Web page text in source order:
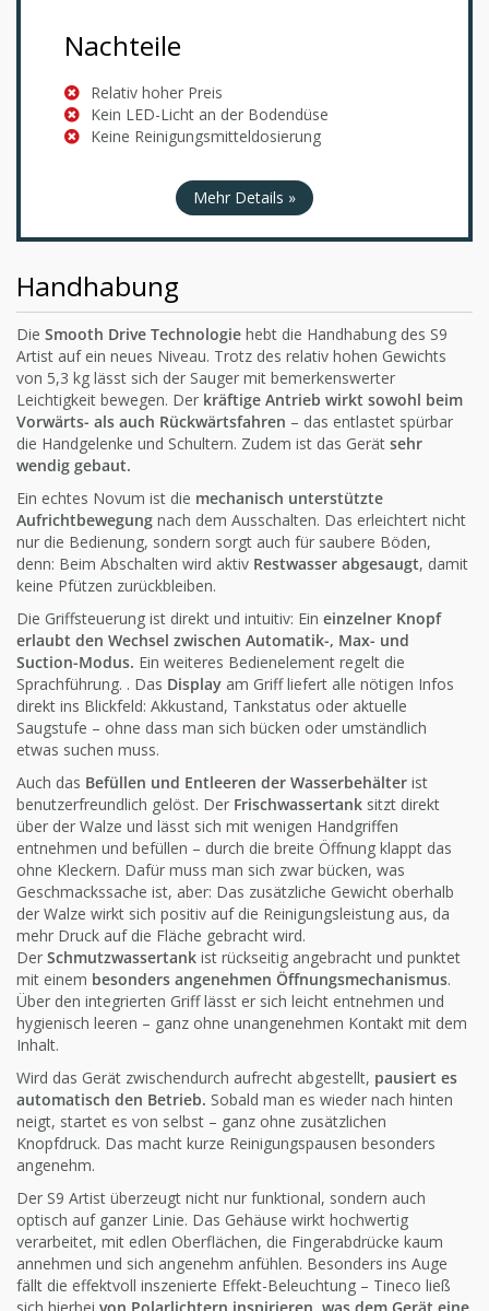
Nachteile
Relativ hoher Preis
Kein LED-Licht an der Bodendüse
Keine Reinigungsmitteldosierung
Mehr Details »
Handhabung
Die Smooth Drive Technologie hebt die Handhabung des S9
Artist auf ein neues Niveau. Trotz des relativ hohen Gewichts
von 5,3 kg lässt sich der Sauger mit bemerkenswerter
Leichtigkeit bewegen. Der kräftige Antrieb wirkt sowohl beim
Vorwärts- als auch Rückwärtsfahren – das entlastet spürbar
die Handgelenke und Schultern. Zudem ist das Gerät sehr
wendig gebaut.
Ein echtes Novum ist die mechanisch unterstützte
Aufrichtbewegung nach dem Ausschalten. Das erleichtert nicht
nur die Bedienung, sondern sorgt auch für saubere Böden,
denn: Beim Abschalten wird aktiv Restwasser abgesaugt, damit
keine Pfützen zurückbleiben.
Die Griffsteuerung ist direkt und intuitiv: Ein einzelner Knopf
erlaubt den Wechsel zwischen Automatik-, Max- und
Suction-Modus. Ein weiteres Bedienelement regelt die
Sprachführung. . Das Display am Griff liefert alle nötigen Infos
direkt ins Blickfeld: Akkustand, Tankstatus oder aktuelle
Saugstufe – ohne dass man sich bücken oder umständlich
etwas suchen muss.
Auch das Befüllen und Entleeren der Wasserbehälter ist
benutzerfreundlich gelöst. Der Frischwassertank sitzt direkt
über der Walze und lässt sich mit wenigen Handgriffen
entnehmen und befüllen – durch die breite Öffnung klappt das
ohne Kleckern. Dafür muss man sich zwar bücken, was
Geschmackssache ist, aber: Das zusätzliche Gewicht oberhalb
der Walze wirkt sich positiv auf die Reinigungsleistung aus, da
mehr Druck auf die Fläche gebracht wird.
Der Schmutzwassertank ist rückseitig angebracht und punktet
mit einem besonders angenehmen Öffnungsmechanismus.
Über den integrierten Griff lässt er sich leicht entnehmen und
hygienisch leeren – ganz ohne unangenehmen Kontakt mit dem
Inhalt.
Wird das Gerät zwischendurch aufrecht abgestellt, pausiert es
automatisch den Betrieb. Sobald man es wieder nach hinten
neigt, startet es von selbst – ganz ohne zusätzlichen
Knopfdruck. Das macht kurze Reinigungspausen besonders
angenehm.
Der S9 Artist überzeugt nicht nur funktional, sondern auch
optisch auf ganzer Linie. Das Gehäuse wirkt hochwertig
verarbeitet, mit edlen Oberflächen, die Fingerabdrücke kaum
annehmen und sich angenehm anfühlen. Besonders ins Auge
fällt die effektvoll inszenierte Effekt-Beleuchtung – Tineco ließ